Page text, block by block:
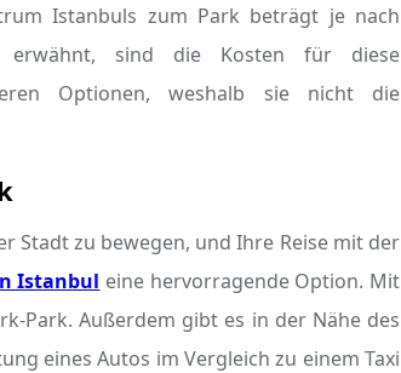
Istanbuls zum Park beträgt je nach
erwähnt, sind die Kosten für diese
Optionen, weshalb sie nicht die
Stadt zu bewegen, und Ihre Reise mit der
Istanbul eine hervorragende Option. Mit
Park. Außerdem gibt es in der Nähe des
eines Autos im Vergleich zu einem Taxi